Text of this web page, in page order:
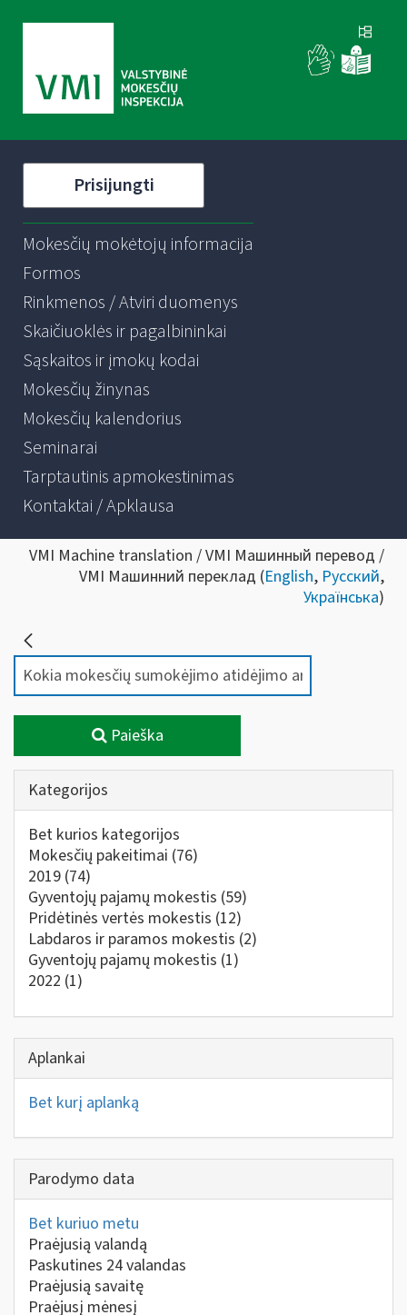
Prisijungti
Mokesčių mokėtojų informacija
Formos
Rinkmenos / Atviri duomenys
Skaičiuoklės ir pagalbininkai
Sąskaitos ir įmokų kodai
Mokesčių žinynas
Mokesčių kalendorius
Seminarai
Tarptautinis apmokestinimas
Kontaktai / Apklausa
VMI Machine translation / VMI Машинный перевод /
VMI Машинний переклад (English, Русский,
Українська)
Paieška
Kategorijos
Bet kurios kategorijos
Mokesčių pakeitimai (76)
2019 (74)
Gyventojų pajamų mokestis (59)
Pridėtinės vertės mokestis (12)
Labdaros ir paramos mokestis (2)
Gyventojų pajamų mokestis (1)
2022 (1)
Aplankai
Bet kurį aplanką
Parodymo data
Bet kuriuo metu
Praėjusią valandą
Paskutines 24 valandas
Praėjusią savaitę
Praėjusį mėnesį